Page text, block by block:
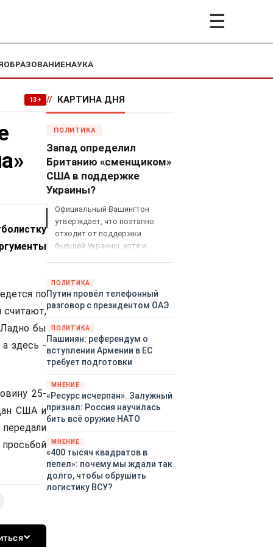
☰
ОБРАЗОВАНИЕНАУКА
13+
по
считают,
бы
здесь -
25-
США и
// КАРТИНА ДНЯ
ПОЛИТИКА
Запад определил
Британию «сменщиком»
США в поддержке
Украины?
Официальный Вашингтон
утверждает, что поэтапно
отходит от поддержки
бывшей Украины, хотя и
закупленное ранее оружие.
Также американская
администрация скидывает на
киевского режима оружием,
которое стремится продавать
всем новым снабженцам.
Однако часто возникают
предположения о возможном
«сменщике» американцев на
этом позорном посту.
Рассмотрим, кто же рвётся на
ПОЛИТИКА
Путин провёл телефонный
разговор с президентом ОАЭ
ПОЛИТИКА
Пашинян: референдум о
вступлении Армении в ЕС
требует подготовки
МНЕНИЕ
«Ресурс исчерпан». Залужный
признал: Россия научилась
бить всё оружие НАТО
МНЕНИЕ
«400 тысяч квадратов в
пепел»: почему мы ждали так
долго, чтобы обрушить
логистику ВСУ?